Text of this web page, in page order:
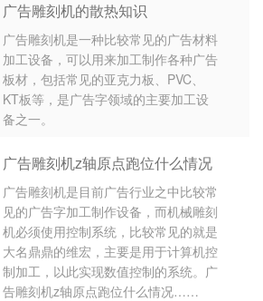
广告雕刻机的散热知识
广告雕刻机是一种比较常见的广告材料
加工设备，可以用来加工制作各种广告
板材，包括常见的亚克力板、PVC、
KT板等，是广告字领域的主要加工设
备之一。
广告雕刻机z轴原点跑位什么情况
广告雕刻机是目前广告行业之中比较常
见的广告字加工制作设备，而机械雕刻
机必须使用控制系统，比较常见的就是
大名鼎鼎的维宏，主要是用于计算机控
制加工，以此实现数值控制的系统。广
告雕刻机z轴原点跑位什么情况……